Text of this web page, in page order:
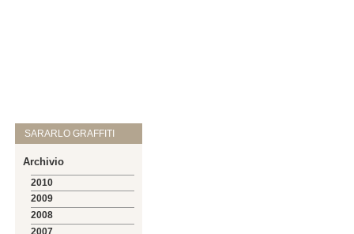
SARARLO GRAFFITI
Archivio
2010
2009
2008
2007